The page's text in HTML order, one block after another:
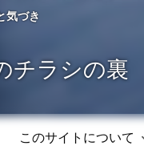
気づき
チラシの裏
このサイトについて